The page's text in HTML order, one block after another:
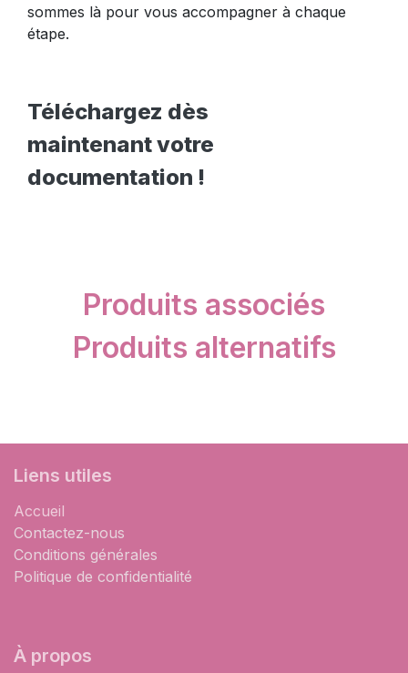
sommes là pour vous accompagner à chaque
étape.
Téléchargez dès
maintenant votre
documentation !
Produits associés
Produits alternatifs
Liens utiles
Accueil
Contactez-nous
Conditions générales
Politique de confidentialité
À propos